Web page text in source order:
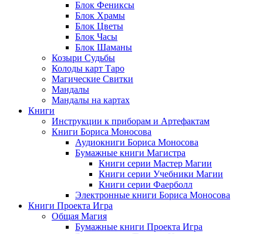
Блок Фениксы
Блок Храмы
Блок Цветы
Блок Часы
Блок Шаманы
Козыри Судьбы
Колоды карт Таро
Магические Свитки
Мандалы
Мандалы на картах
Книги
Инструкции к приборам и Артефактам
Книги Бориса Моносова
Аудиокниги Бориса Моносова
Бумажные книги Магистра
Книги серии Мастер Магии
Книги серии Учебники Магии
Книги серии Фаерболл
Электронные книги Бориса Моносова
Книги Проекта Игра
Общая Магия
Бумажные книги Проекта Игра